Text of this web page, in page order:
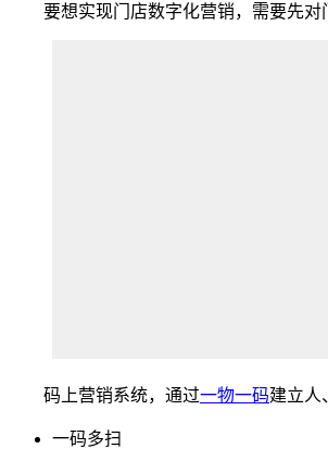
要想实现门店数字化营销，需要先对
码上营销系统，通过一物一码建立人
一码多扫